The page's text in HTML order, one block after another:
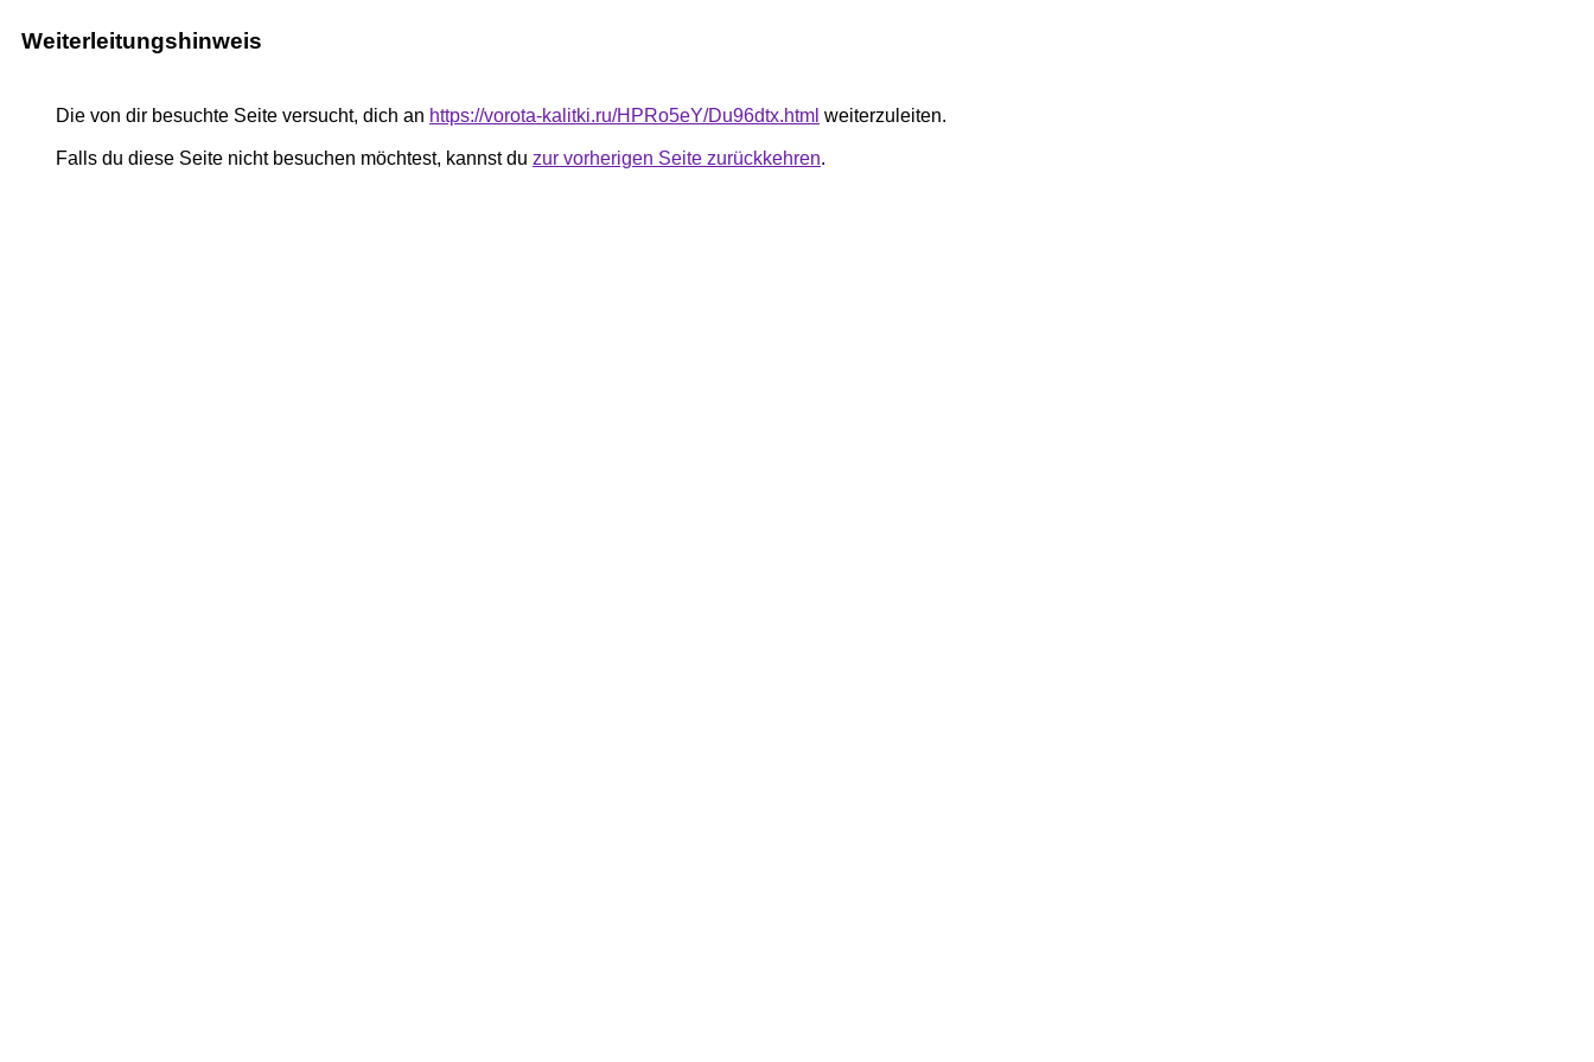
Weiterleitungshinweis
Die von dir besuchte Seite versucht, dich an https://vorota-kalitki.ru/HPRo5eY/Du96dtx.html weiterzuleiten.
Falls du diese Seite nicht besuchen möchtest, kannst du zur vorherigen Seite zurückkehren.